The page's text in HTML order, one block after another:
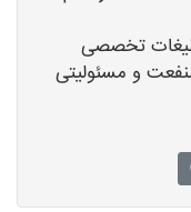
تخصصی
و مسئولیتی